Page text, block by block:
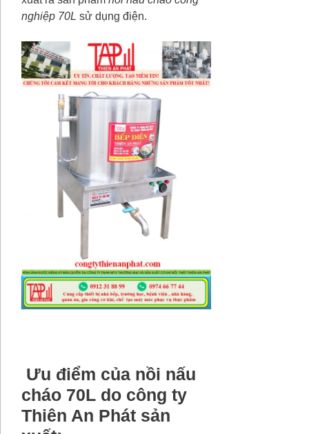
nghiệp 70L sử dụng điện.
Ưu điểm của nồi nấu
cháo 70L do công ty
Thiên An Phát sản